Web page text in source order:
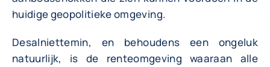
huidige geopolitieke omgeving.
Desalniettemin, en behoudens een ongeluk
natuurlijk, is de renteomgeving waaraan alle